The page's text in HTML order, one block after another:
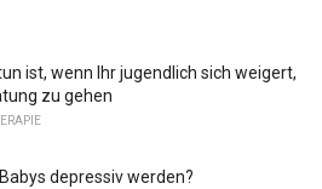
ist, wenn Ihr jugendlich sich weigert,
zu gehen
depressiv werden?